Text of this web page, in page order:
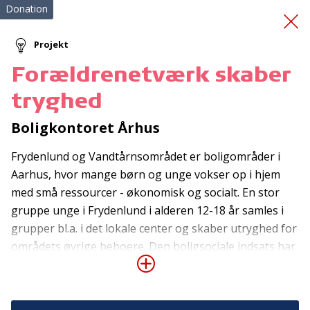
Bedre kontakt til egen
Donation
Projekt
Forældrenetværk skaber
tryghed
Boligkontoret Århus
Frydenlund og Vandtårnsområdet er boligområder i
Aarhus, hvor mange børn og unge vokser op i hjem
med små ressourcer - økonomisk og socialt. En stor
gruppe unge i Frydenlund i alderen 12-18 år samles i
grupper bl.a. i det lokale center og skaber utryghed for
områdets øvrige beboere. Den boligsociale indsats har
i samarbejde med foreningen Leg og Lær sat
fremme den generelle tryghed i området. Donationen
Tilmeld nyhedsbrev
De seneste nyheder om TrygFondens og TryghedsGruppens